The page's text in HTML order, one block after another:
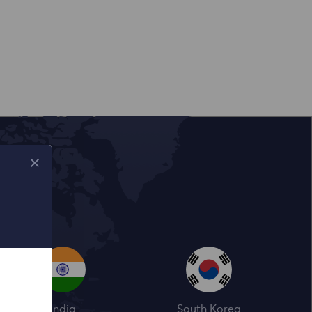
India South Korea